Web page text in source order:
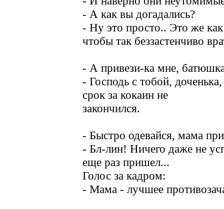
- А как вы догадались?
- Ну это просто.. Это же как
чтобы так беззастенчиво
- А привези-ка мне,
- Господь с тобой,
срок за кокаин не
закончился.
- Быстро одевайся, мама
- Бл-лин! Ничего даже не
еще раз пришел...
Голос за кадром:
- Мама - лучшее